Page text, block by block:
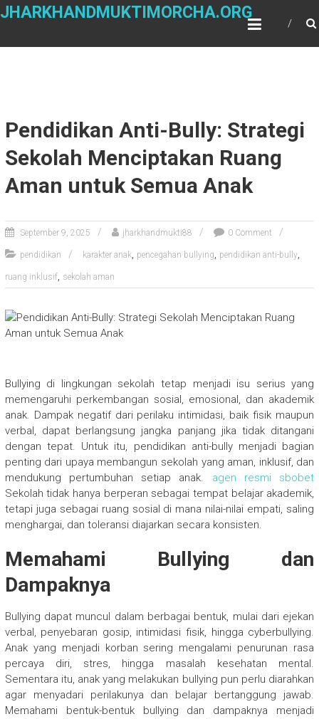
Skip
JHARKHANDMUKTIMORCHA.ORG
Pendidikan Anti-Bully: Strategi
Sekolah Menciptakan Ruang
Aman untuk Semua Anak
September 9, 2025 jharkhandmukti88 0 Comment
pendidikan karakter anak, pencegahan bullying, pendidikan anti-bully,
ruang inklusif, sekolah aman
Bullying di lingkungan sekolah tetap menjadi isu serius yang
memengaruhi perkembangan sosial, emosional, dan akademik
anak. Dampak negatif dari perilaku intimidasi, baik fisik maupun
verbal, dapat berlangsung jangka panjang jika tidak ditangani
dengan tepat. Untuk itu, pendidikan anti-bully menjadi bagian
penting dari upaya membangun sekolah yang aman, inklusif, dan
mendukung pertumbuhan setiap anak. agen resmi sbobet
Sekolah tidak hanya berperan sebagai tempat belajar akademik,
tetapi juga sebagai ruang sosial di mana nilai-nilai empati, saling
menghargai, dan toleransi diajarkan secara konsisten.
Memahami Bullying dan
Dampaknya
Bullying dapat muncul dalam berbagai bentuk, mulai dari ejekan
verbal, penyebaran gosip, intimidasi fisik, hingga cyberbullying.
Anak yang menjadi korban sering mengalami penurunan rasa
percaya diri, stres, hingga masalah kesehatan mental.
Sementara itu, anak yang melakukan bullying pun perlu diarahkan
agar menyadari perilakunya dan belajar bertanggung jawab.
Memahami bentuk-bentuk bullying dan dampaknya menjadi